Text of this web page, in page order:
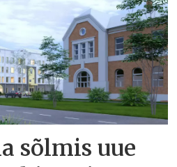
sõlmis uue